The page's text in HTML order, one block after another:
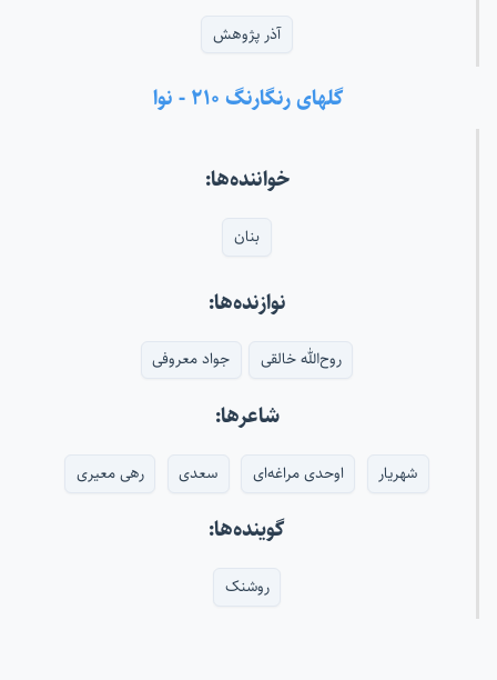
آذر پژوهش
گلهای رنگارنگ ۲۱۰ - نوا
خواننده‌ها:
بنان
نوازنده‌ها:
روح‌الله خالقی جواد معروفی
شاعرها:
شهریار اوحدی مراغه‌ای سعدی رهی معیری
گوینده‌ها:
روشنک